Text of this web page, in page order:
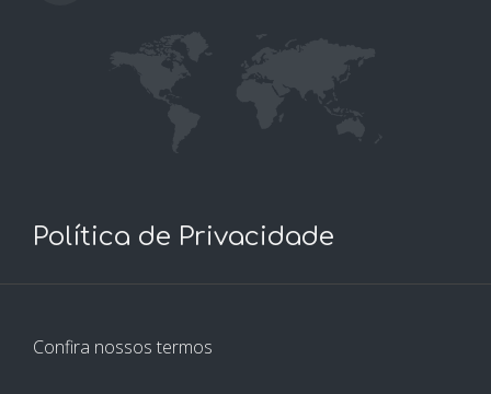
Política de Privacidade
Confira nossos termos